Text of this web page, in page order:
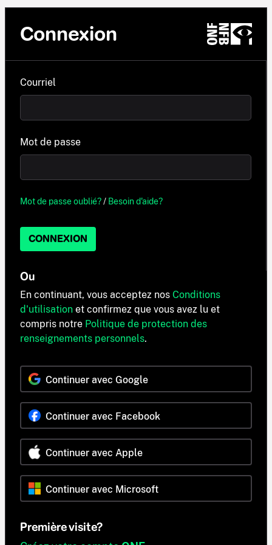
Connexion
Courriel
Mot de passe
Mot de passe oublié?/ Besoin d'aide?
CONNEXION
Ou
En continuant, vous acceptez nos Conditions
d'utilisation et confirmez que vous avez lu et
compris notre Politique de protection des
renseignements personnels.
Continuer avec Google
Continuer avec Facebook
Continuer avec Apple
Continuer avec Microsoft
Première visite?